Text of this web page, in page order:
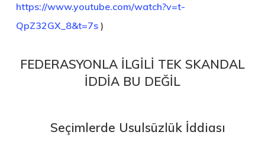
https://www.youtube.com/watch?v=t-
QpZ32GX_8&t=7s)
FEDERASYONLA İLGİLİ TEK SKANDAL
İDDİA BU DEĞİL
Seçimlerde Usulsüzlük İddiası